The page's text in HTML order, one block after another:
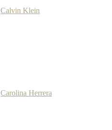
Calvin Klein
Carolina Herrera